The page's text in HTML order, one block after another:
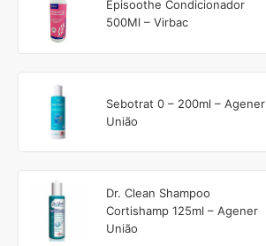
Episoothe Condicionador
500Ml – Virbac
Sebotrat 0 – 200ml – Agener
União
Dr. Clean Shampoo
Cortishamp 125ml – Agener
União